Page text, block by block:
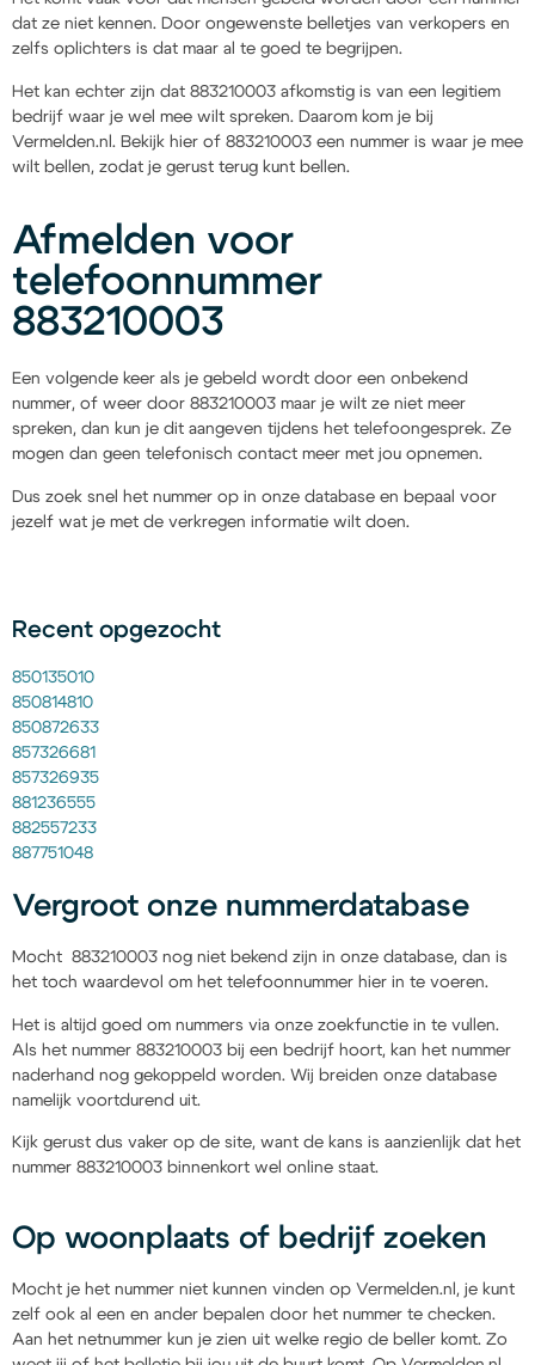
dat ze niet kennen. Door ongewenste belletjes van verkopers en
zelfs oplichters is dat maar al te goed te begrijpen.
Het kan echter zijn dat 883210003 afkomstig is van een legitiem
bedrijf waar je wel mee wilt spreken. Daarom kom je bij
Vermelden.nl. Bekijk hier of 883210003 een nummer is waar je mee
wilt bellen, zodat je gerust terug kunt bellen.
Afmelden voor
telefoonnummer
883210003
Een volgende keer als je gebeld wordt door een onbekend
nummer, of weer door 883210003 maar je wilt ze niet meer
spreken, dan kun je dit aangeven tijdens het telefoongesprek. Ze
mogen dan geen telefonisch contact meer met jou opnemen.
Dus zoek snel het nummer op in onze database en bepaal voor
jezelf wat je met de verkregen informatie wilt doen.
Recent opgezocht
850135010
850814810
850872633
857326681
857326935
881236555
882557233
887751048
Vergroot onze nummerdatabase
Mocht 883210003 nog niet bekend zijn in onze database, dan is
het toch waardevol om het telefoonnummer hier in te voeren.
Het is altijd goed om nummers via onze zoekfunctie in te vullen.
Als het nummer 883210003 bij een bedrijf hoort, kan het nummer
naderhand nog gekoppeld worden. Wij breiden onze database
namelijk voortdurend uit.
Kijk gerust dus vaker op de site, want de kans is aanzienlijk dat het
nummer 883210003 binnenkort wel online staat.
Op woonplaats of bedrijf zoeken
Mocht je het nummer niet kunnen vinden op Vermelden.nl, je kunt
zelf ook al een en ander bepalen door het nummer te checken.
Aan het netnummer kun je zien uit welke regio de beller komt. Zo